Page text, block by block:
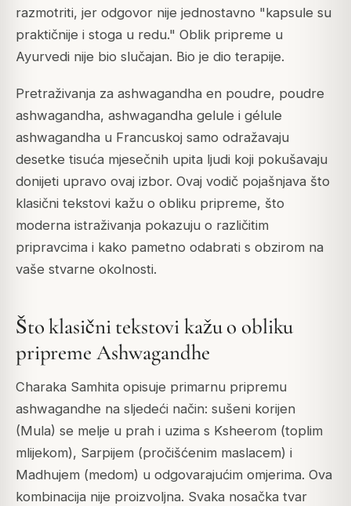
razmotriti, jer odgovor nije jednostavno "kapsule su
praktičnije i stoga u redu." Oblik pripreme u
Ayurvedi nije bio slučajan. Bio je dio terapije.
Pretraživanja za ashwagandha en poudre, poudre
ashwagandha, ashwagandha gelule i gélule
ashwagandha u Francuskoj samo odražavaju
desetke tisuća mjesečnih upita ljudi koji pokušavaju
donijeti upravo ovaj izbor. Ovaj vodič pojašnjava što
klasični tekstovi kažu o obliku pripreme, što
moderna istraživanja pokazuju o različitim
pripravcima i kako pametno odabrati s obzirom na
vaše stvarne okolnosti.
Što klasični tekstovi kažu o obliku
pripreme Ashwagandhe
Charaka Samhita opisuje primarnu pripremu
ashwagandhe na sljedeći način: sušeni korijen
(Mula) se melje u prah i uzima s Ksheerom (toplim
mlijekom), Sarpijem (pročišćenim maslacem) i
Madhujem (medom) u odgovarajućim omjerima. Ova
kombinacija nije proizvoljna. Svaka nosačka tvar